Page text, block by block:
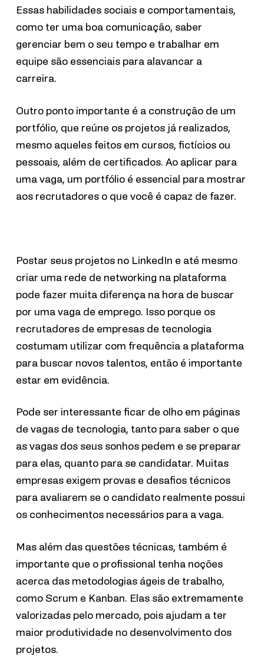
Essas habilidades sociais e comportamentais,
como ter uma boa comunicação, saber
gerenciar bem o seu tempo e trabalhar em
equipe são essenciais para alavancar a
carreira.
Outro ponto importante é a construção de um
portfólio, que reúne os projetos já realizados,
mesmo aqueles feitos em cursos, fictícios ou
pessoais, além de certificados. Ao aplicar para
uma vaga, um portfólio é essencial para mostrar
aos recrutadores o que você é capaz de fazer.
Postar seus projetos no LinkedIn e até mesmo
criar uma rede de networking na plataforma
pode fazer muita diferença na hora de buscar
por uma vaga de emprego. Isso porque os
recrutadores de empresas de tecnologia
costumam utilizar com frequência a plataforma
para buscar novos talentos, então é importante
estar em evidência.
Pode ser interessante ficar de olho em páginas
de vagas de tecnologia, tanto para saber o que
as vagas dos seus sonhos pedem e se preparar
para elas, quanto para se candidatar. Muitas
empresas exigem provas e desafios técnicos
para avaliarem se o candidato realmente possui
os conhecimentos necessários para a vaga.
Mas além das questões técnicas, também é
importante que o profissional tenha noções
acerca das metodologias ágeis de trabalho,
como Scrum e Kanban. Elas são extremamente
valorizadas pelo mercado, pois ajudam a ter
maior produtividade no desenvolvimento dos
projetos.